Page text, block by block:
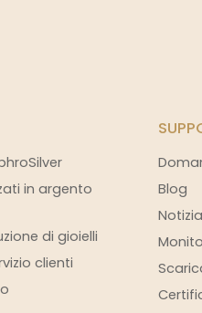
in argento
di gioielli
clienti
Blog
Notizia